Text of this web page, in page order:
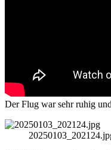
Der Flug war sehr ruhig